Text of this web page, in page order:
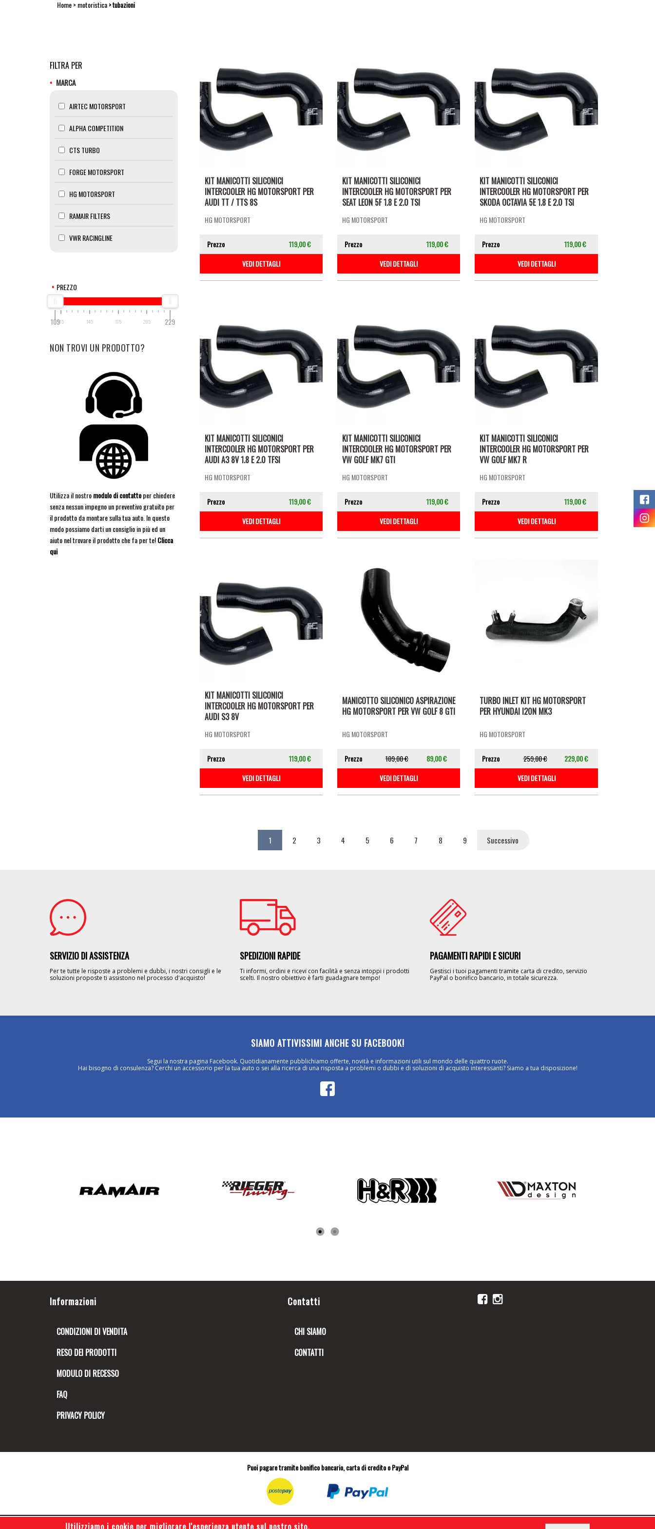
Home motoristica tubazioni
FILTRA PER
MARCA
AIRTEC MOTORSPORT
ALPHA COMPETITION
CTS TURBO
FORGE MOTORSPORT
HG MOTORSPORT
RAMAIR FILTERS
VWR RACINGLINE
PREZZO
109115 145 175 205 229
NON TROVI UN PRODOTTO?
Utilizza il nostromodulo di contattoper chiedere
senza nessun impegno un preventivo gratuito per
il prodotto da montare sulla tua auto. In questo
modo possiamo darti un consiglio in più ed un
aiuto nel trovare il prodotto che fa per te!Clicca
qui
KIT MANICOTTI SILICONICI
INTERCOOLER HG MOTORSPORT PER
AUDI TT / TTS 8S
HG MOTORSPORT
Prezzo
119,00 €
VEDI DETTAGLI
KIT MANICOTTI SILICONICI
INTERCOOLER HG MOTORSPORT PER
SEAT LEON 5F 1.8 E 2.0 TSI
HG MOTORSPORT
Prezzo
119,00 €
VEDI DETTAGLI
KIT MANICOTTI SILICONICI
INTERCOOLER HG MOTORSPORT PER
SKODA OCTAVIA 5E 1.8 E 2.0 TSI
HG MOTORSPORT
Prezzo
119,00 €
VEDI DETTAGLI
KIT MANICOTTI SILICONICI
INTERCOOLER HG MOTORSPORT PER
AUDI A3 8V 1.8 E 2.0 TFSI
HG MOTORSPORT
Prezzo
119,00 €
VEDI DETTAGLI
KIT MANICOTTI SILICONICI
INTERCOOLER HG MOTORSPORT PER
VW GOLF MK7 GTI
HG MOTORSPORT
Prezzo
119,00 €
VEDI DETTAGLI
KIT MANICOTTI SILICONICI
INTERCOOLER HG MOTORSPORT PER
VW GOLF MK7 R
HG MOTORSPORT
Prezzo
119,00 €
VEDI DETTAGLI
KIT MANICOTTI SILICONICI
INTERCOOLER HG MOTORSPORT PER
AUDI S3 8V
HG MOTORSPORT
Prezzo
119,00 €
VEDI DETTAGLI
MANICOTTO SILICONICO ASPIRAZIONE
HG MOTORSPORT PER VW GOLF 8 GTI
HG MOTORSPORT
Prezzo 109,00 €
89,00 €
VEDI DETTAGLI
TURBO INLET KIT HG MOTORSPORT
PER HYUNDAI I20N MK3
HG MOTORSPORT
Prezzo 259,00 €
229,00 €
VEDI DETTAGLI
Pagina
1 Page
2 Page
3 Page
4 Page
5 Page
6 Page
7 Page
8 Page
9
Pagina
Successivo
Image
SERVIZIO DI ASSISTENZA
Per te tutte le risposte a problemi e dubbi, i nostri consigli e le
soluzioni proposte ti assistono nel processo d'acquisto!
Image
SPEDIZIONI RAPIDE
Ti informi, ordini e ricevi con facilità e senza intoppi i prodotti
scelti. Il nostro obiettivo è farti guadagnare tempo!
Image
PAGAMENTI RAPIDI E SICURI
Gestisci i tuoi pagamenti tramite carta di credito, servizio
PayPal o bonifico bancario, in totale sicurezza.
SIAMO ATTIVISSIMI ANCHE SU FACEBOOK!
Segui la nostra pagina Facebook. Quotidianamente pubblichiamo offerte, novità e informazioni utili sul mondo delle quattro ruote.
Hai bisogno di consulenza? Cerchi un accessorio per la tua auto o sei alla ricerca di una risposta a problemi o dubbi e di soluzioni di acquisto interessanti? Siamo a tua disposizione!
Informazioni
CONDIZIONI DI VENDITA
RESO DEI PRODOTTI
MODULO DI RECESSO
FAQ
PRIVACY POLICY
Contatti
CHI SIAMO
CONTATTI
Puoi pagare tramite bonifico bancario, carta di credito o PayPal
Utilizziamo i cookie per migliorare l'esperienza utente sul nostro sito.